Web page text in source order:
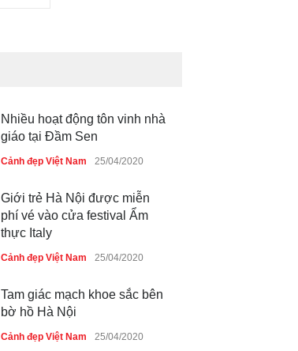
Nhiều hoạt động tôn vinh nhà
giáo tại Đầm Sen
Cảnh đẹp Việt Nam 25/04/2020
Giới trẻ Hà Nội được miễn
phí vé vào cửa festival Ẩm
thực Italy
Cảnh đẹp Việt Nam 25/04/2020
Tam giác mạch khoe sắc bên
bờ hồ Hà Nội
Cảnh đẹp Việt Nam 25/04/2020